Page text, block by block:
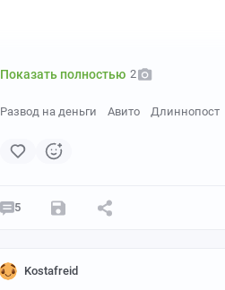
Показать полностью 2
Развод на деньги Авито Длиннопост
5
Kostafreid